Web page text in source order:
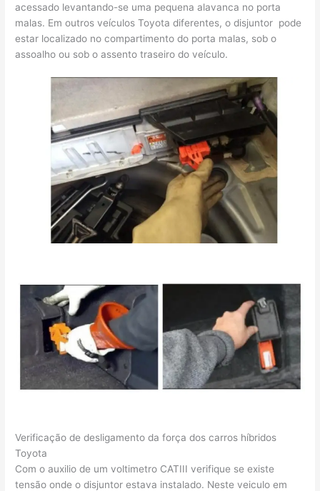
acessado levantando-se uma pequena alavanca no porta
malas. Em outros veículos Toyota diferentes, o disjuntor pode
estar localizado no compartimento do porta malas, sob o
assoalho ou sob o assento traseiro do veículo.
Verificação de desligamento da força dos carros híbridos
Toyota
Com o auxilio de um voltimetro CATIII verifique se existe
tensão onde o disjuntor estava instalado. Neste veiculo em